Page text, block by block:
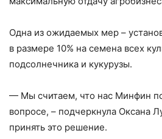
Одна из ожидаемых мер –
в размере 10% на семена всех
подсолнечника и кукурузы.
— Мы считаем, что нас Минфин
вопросе, – ​подчеркнула Оксана
принять это решение.